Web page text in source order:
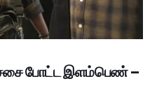
போட்ட இளம்பெண் –